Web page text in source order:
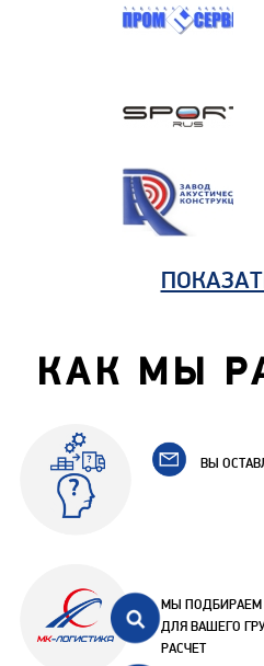
КАК МЫ
ВЫ
МЫ ПОДБИРАЕМ
ДЛЯ ВАШЕГО
РАСЧЕТ